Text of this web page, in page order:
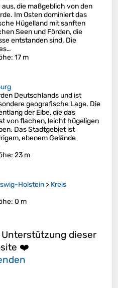
die maßgeblich von den
Im Osten dominiert das
Hügelland mit sanften
Seen und Förden, die
entstanden sind. Die
: 17 m
Deutschlands und ist
geografische Lage. Die
der Elbe, die das
von flachen, leicht hügeligen
Das Stadtgebiet ist
ebenem Gelände
: 23 m
Holstein > Kreis
: 0 m
dieser
❤️